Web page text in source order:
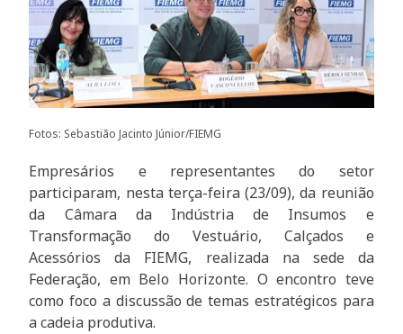
Fotos: Sebastião Jacinto Júnior/FIEMG
Empresários e representantes do setor
participaram, nesta terça-feira (23/09), da reunião
da Câmara da Indústria de Insumos e
Transformação do Vestuário, Calçados e
Acessórios da FIEMG, realizada na sede da
Federação, em Belo Horizonte. O encontro teve
como foco a discussão de temas estratégicos para
a cadeia produtiva.